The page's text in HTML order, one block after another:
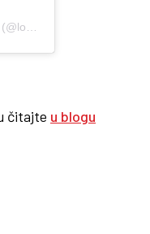
čitajte u blogu